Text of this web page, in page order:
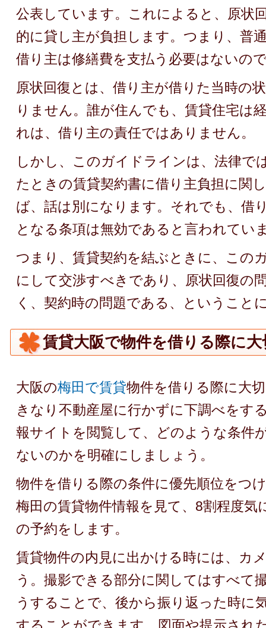
公表しています。これによると、原状
的に貸し主が負担します。つまり、普
借り主は修繕費を支払う必要はないの
原状回復とは、借り主が借りた当時の
りません。誰が住んでも、賃貸住宅は
れは、借り主の責任ではありません。
しかし、このガイドラインは、法律で
たときの賃貸契約書に借り主負担に関
ば、話は別になります。それでも、借
となる条項は無効であると言われてい
つまり、賃貸契約を結ぶときに、この
にして交渉すべきであり、原状回復の
く、契約時の問題である、ということ
賃貸大阪で物件を借りる際に
大阪の梅田で賃貸物件を借りる際に大
きなり不動産屋に行かずに下調べをす
報サイトを閲覧して、どのような条件
ないのかを明確にしましょう。
物件を借りる際の条件に優先順位をつ
梅田の賃貸物件情報を見て、8割程度気
の予約をします。
賃貸物件の内見に出かける時には、カ
う。撮影できる部分に関してはすべて
うすることで、後から振り返った時に